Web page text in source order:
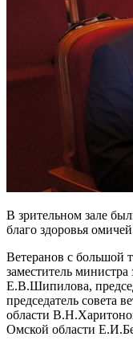
В зрительном зале
благо здоровья
Ветеранов с большой
заместитель
Е.В.Шипилова,
председатель совета
области
Омской области